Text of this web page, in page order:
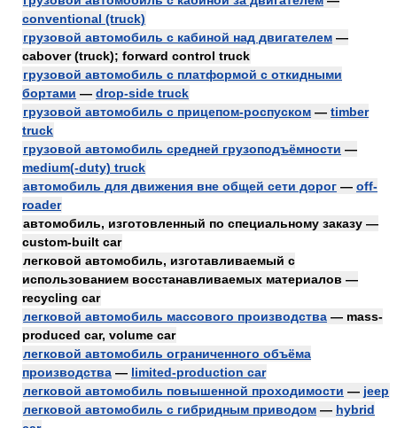
conventional (truck)
грузовой автомобиль с кабиной над двигателем —
cabover (truck); forward control truck
грузовой автомобиль с платформой с откидными
бортами — drop-side truck
грузовой автомобиль с прицепом-роспуском — timber
truck
грузовой автомобиль средней грузоподъёмности —
medium(-duty) truck
автомобиль для движения вне общей сети дорог — off-
roader
автомобиль, изготовленный по специальному заказу —
custom-built car
легковой автомобиль, изготавливаемый с
использованием восстанавливаемых материалов —
recycling car
легковой автомобиль массового производства — mass-
produced car, volume car
легковой автомобиль ограниченного объёма
производства — limited-production car
легковой автомобиль повышенной проходимости — jeep
легковой автомобиль с гибридным приводом — hybrid